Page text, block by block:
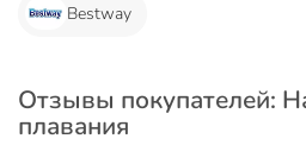
Bestway
Отзывы покупателей:
плавания